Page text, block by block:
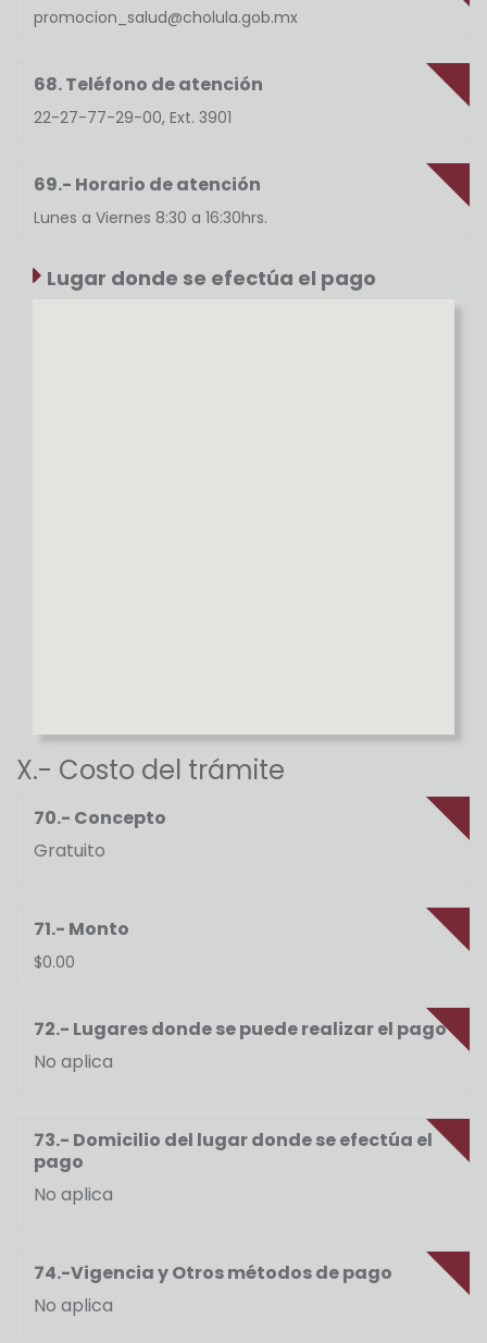
promocion_salud@cholula.gob.mx
68. Teléfono de atención
22-27-77-29-00, Ext. 3901
69.- Horario de atención
Lunes a Viernes 8:30 a 16:30hrs.
Lugar donde se efectúa el pago
X.- Costo del trámite
70.- Concepto
Gratuito
71.- Monto
$0.00
72.- Lugares donde se puede realizar el pago
No aplica
73.- Domicilio del lugar donde se efectúa el
pago
No aplica
74.-Vigencia y Otros métodos de pago
No aplica